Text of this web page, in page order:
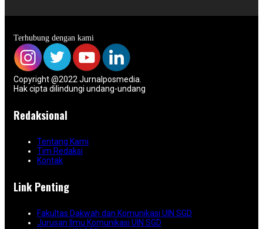
Terhubung dengan kami
Copyright @2022 Jurnalposmedia.
Hak cipta dilindungi undang-undang
Redaksional
Tentang Kami
Tim Redaksi
Kontak
Link Penting
Fakultas Dakwah dan Komunikasi UIN SGD
Jurusan Ilmu Komunikasi UIN SGD